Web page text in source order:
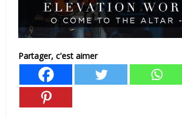
Partager, c'est aimer